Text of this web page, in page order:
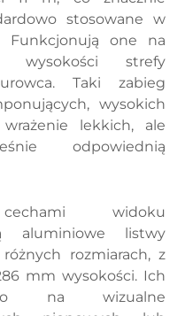
stosowane w
Funkcjonują one na
wysokości strefy
Taki zabieg
wysokich
wrażenie lekkich, ale
odpowiednią
cechami widoku
aluminiowe listwy
rozmiarach, z
mm wysokości. Ich
na wizualne